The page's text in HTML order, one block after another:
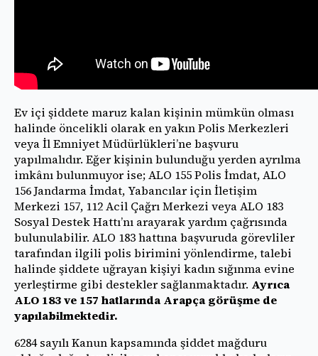
Ev içi şiddete maruz kalan kişinin mümkün olması
halinde öncelikli olarak en yakın Polis Merkezleri
veya İl Emniyet Müdürlükleri’ne başvuru
yapılmalıdır. Eğer kişinin bulunduğu yerden ayrılma
imkânı bulunmuyor ise; ALO 155 Polis İmdat, ALO
156 Jandarma İmdat, Yabancılar için İletişim
Merkezi 157, 112 Acil Çağrı Merkezi veya ALO 183
Sosyal Destek Hattı’nı arayarak yardım çağrısında
bulunulabilir. ALO 183 hattına başvuruda görevliler
tarafından ilgili polis birimini yönlendirme, talebi
halinde şiddete uğrayan kişiyi kadın sığınma evine
yerleştirme gibi destekler sağlanmaktadır. Ayrıca
ALO 183 ve 157 hatlarında Arapça görüşme de
yapılabilmektedir.
6284 sayılı Kanun kapsamında şiddet mağduru